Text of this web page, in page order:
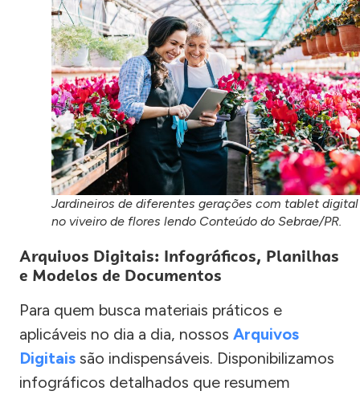
Jardineiros de diferentes gerações com tablet digital
no viveiro de flores lendo Conteúdo do Sebrae/PR.
Arquivos Digitais: Infográficos, Planilhas
e Modelos de Documentos
Para quem busca materiais práticos e
aplicáveis no dia a dia, nossos Arquivos
Digitais são indispensáveis. Disponibilizamos
infográficos detalhados que resumem